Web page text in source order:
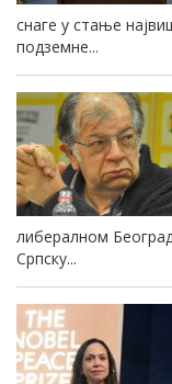
снаге у стање
подземне...
либералном
Српску...